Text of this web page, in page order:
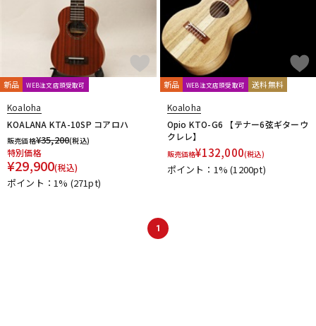
中古 ヴィンテージ
新品 WEB注文店頭受取可
Koaloha
KOALANA KTA-10SP コアロハ
販売価格¥35,200(税込)
特別価格
¥29,900(税込)
ポイント：1% (271pt)
新品 WEB注文店頭受取可 送料無料
Koaloha
Opio KTO-G6 【テナー6弦ギターウ
クレレ】
販売価格¥132,000(税込)
ポイント：1%(1200pt)
1